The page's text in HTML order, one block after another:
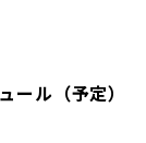
ール（予定）